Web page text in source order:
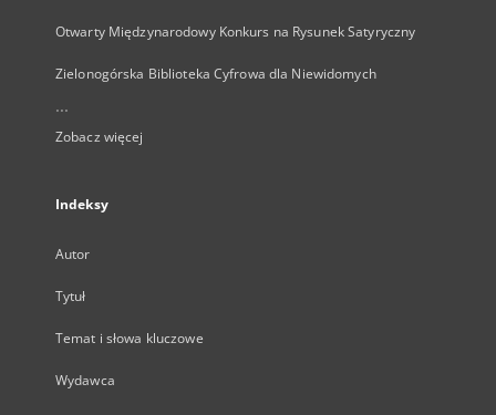
Otwarty Międzynarodowy Konkurs na Rysunek Satyryczny
Zielonogórska Biblioteka Cyfrowa dla Niewidomych
...
Zobacz więcej
Indeksy
Autor
Tytuł
Temat i słowa kluczowe
Wydawca